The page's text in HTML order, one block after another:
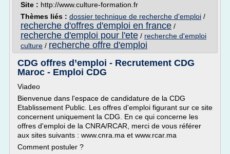
Site : http://www.culture-formation.fr
Thèmes liés : dossier technique de recherche d'emploi /
recherche d'offres d'emploi en france /
recherche d'emploi pour l'ete / recherche d'emploi
culture / recherche offre d'emploi
CDG offres d’emploi - Recrutement CDG
Maroc - Emploi CDG
Viadeo
Bienvenue dans l'espace de candidature de la CDG
Etablissement Public. Les offres d'emploi figurant sur ce site
concernent uniquement la CDG. En ce qui concerne les
offres d'emploi de la CNRA/RCAR, merci de vous référer
aux sites suivants : www.cnra.ma et www.rcar.ma
Comment postuler ?